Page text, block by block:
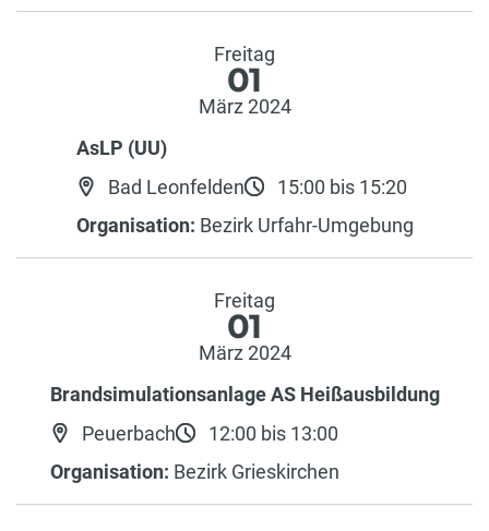
Freitag
01
März 2024
AsLP (UU)
Bad Leonfelden
15:00 bis 15:20
Organisation: Bezirk Urfahr-Umgebung
Freitag
01
März 2024
Brandsimulationsanlage AS Heißausbildung
Peuerbach
12:00 bis 13:00
Organisation: Bezirk Grieskirchen